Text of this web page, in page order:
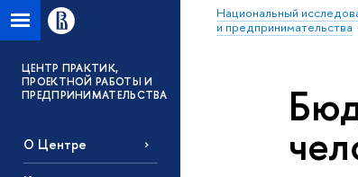
Национальный
и предпринимательства
ЦЕНТР ПРАКТИК,
ПРОЕКТНОЙ РАБОТЫ И
ПРЕДПРИНИМАТЕЛЬСТВА
О Центре